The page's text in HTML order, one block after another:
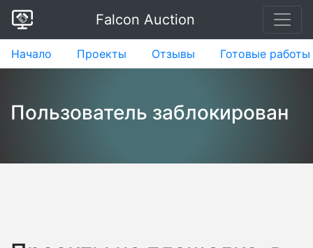
Falcon Auction
Начало Проекты Отзывы Готовые работы
Пользователь заблокирован